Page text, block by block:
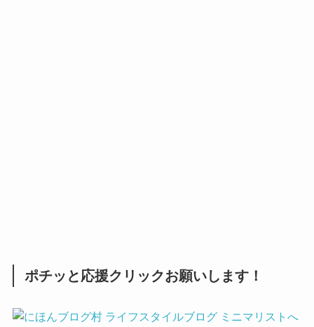
ポチッと応援クリックお願いします！